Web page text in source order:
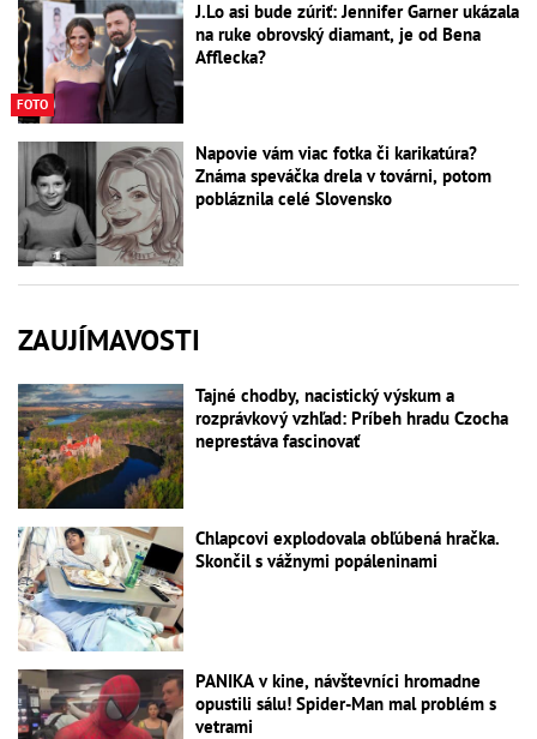
FOTO
J.Lo asi bude zúriť: Jennifer Garner ukázala
na ruke obrovský diamant, je od Bena
Afflecka?
Napovie vám viac fotka či karikatúra?
Známa speváčka drela v továrni, potom
pobláznila celé Slovensko
ZAUJÍMAVOSTI
Tajné chodby, nacistický výskum a
rozprávkový vzhľad: Príbeh hradu Czocha
neprestáva fascinovať
Chlapcovi explodovala obľúbená hračka.
Skončil s vážnymi popáleninami
PANIKA v kine, návštevníci hromadne
opustili sálu! Spider-Man mal problém s
vetrami